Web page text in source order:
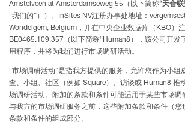
Amstelveen at Amsterdamseweg 55（以下简称“天合联
“我们的”））。InSites NV注册办事处地址：
Wondelgem, Belgium，并在中央企业数据库（KBO）
BE0465.109.357（以下简称“Human8），该公司开发
用程序，并将为我们进行市场调研活动。
“市场调研活动”是指我方提供的服务，允许您作为小组
查、小组、社区（例如 Square）、访谈或 Human8 推
场调研活动。附加的条款和条件可能适用于某些市场调
与我方的市场调研服务之前，这些附加条款和条件（您
条款和条件的组成部分。